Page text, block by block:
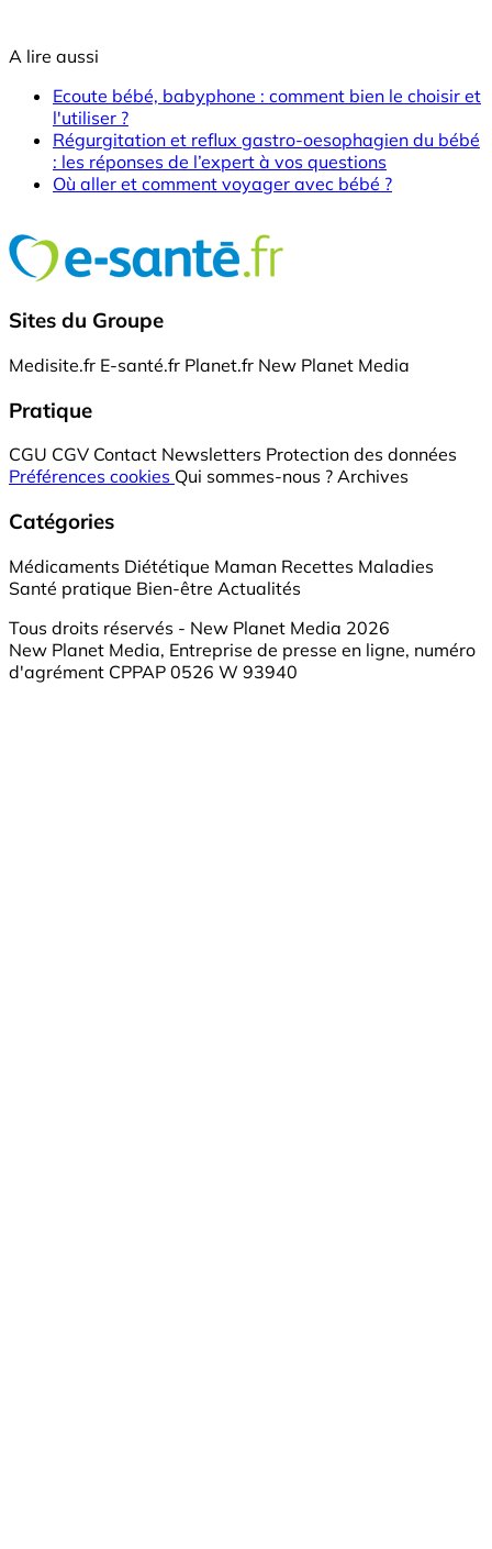
A lire aussi
Ecoute bébé, babyphone : comment bien le choisir et
l'utiliser ?
Régurgitation et reflux gastro-oesophagien du bébé
: les réponses de l’expert à vos questions
Où aller et comment voyager avec bébé ?
Sites du Groupe
Medisite.fr E-santé.fr Planet.fr New Planet Media
Pratique
CGU CGV Contact Newsletters Protection des données
Préférences cookies Qui sommes-nous ? Archives
Catégories
Médicaments Diététique Maman Recettes Maladies
Santé pratique Bien-être Actualités
Tous droits réservés - New Planet Media 2026
New Planet Media, Entreprise de presse en ligne, numéro
d'agrément CPPAP 0526 W 93940